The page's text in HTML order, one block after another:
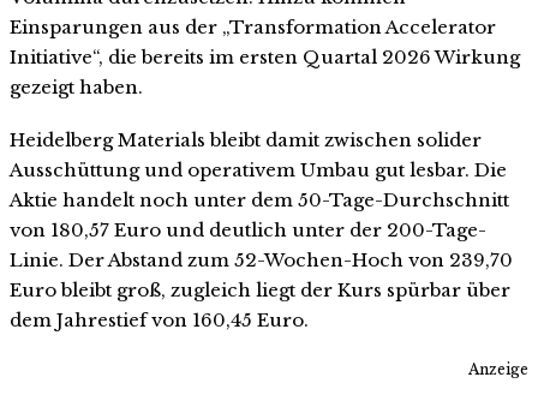
Einsparungen aus der „Transformation Accelerator
Initiative“, die bereits im ersten Quartal 2026 Wirkung
gezeigt haben.
Heidelberg Materials bleibt damit zwischen solider
Ausschüttung und operativem Umbau gut lesbar. Die
Aktie handelt noch unter dem 50-Tage-Durchschnitt
von 180,57 Euro und deutlich unter der 200-Tage-
Linie. Der Abstand zum 52-Wochen-Hoch von 239,70
Euro bleibt groß, zugleich liegt der Kurs spürbar über
dem Jahrestief von 160,45 Euro.
Anzeige